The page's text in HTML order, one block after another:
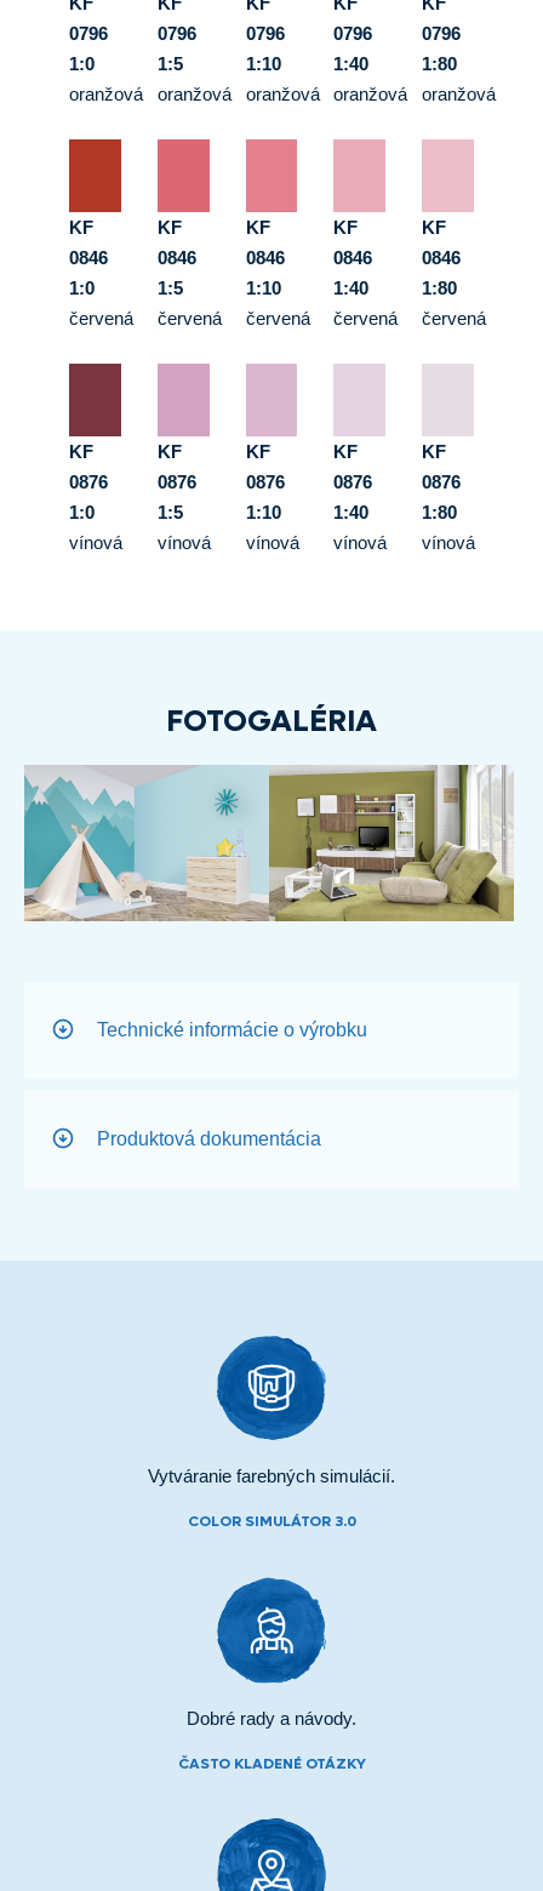
0796
1:0
oranžová
KF
0846
1:0
červená
KF
0876
1:0
vínová
0796
1:5
oranžová
KF
0846
1:5
červená
KF
0876
1:5
vínová
0796
1:10
oranžová
KF
0846
1:10
červená
KF
0876
1:10
vínová
0796
1:40
oranžová
KF
0846
1:40
červená
KF
0876
1:40
vínová
0796
1:80
oranžová
KF
0846
1:80
červená
KF
0876
1:80
vínová
FOTOGALÉRIA
Technické informácie o výrobku
Produktová dokumentácia
Vytváranie farebných simulácií.
COLOR SIMULÁTOR 3.0
Dobré rady a návody.
ČASTO KLADENÉ OTÁZKY